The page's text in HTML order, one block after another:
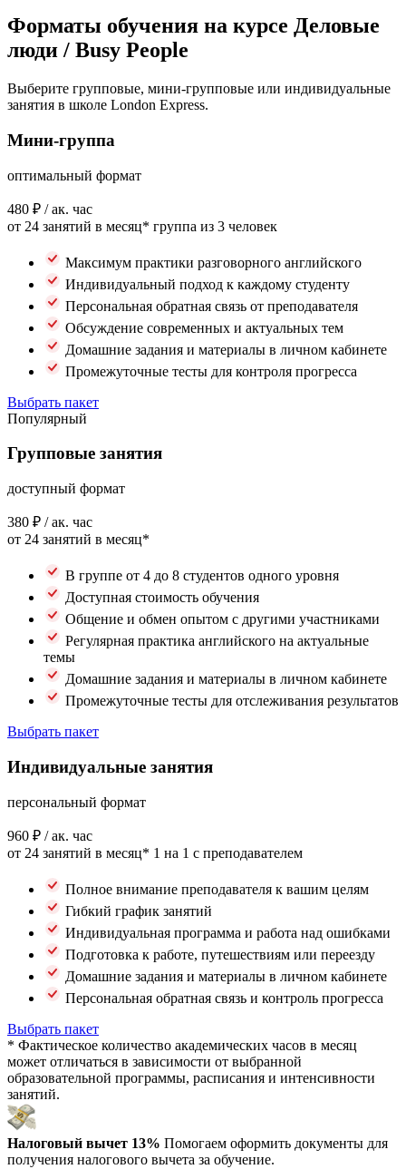
Форматы обучения на курсе Деловые
люди / Busy People
Выберите групповые, мини-групповые или индивидуальные
занятия в школе London Express.
Мини-группа
оптимальный формат
480 ₽ / ак. час
от 24 занятий в месяц* группа из 3 человек
Максимум практики разговорного английского
Индивидуальный подход к каждому студенту
Персональная обратная связь от преподавателя
Обсуждение современных и актуальных тем
Домашние задания и материалы в личном кабинете
Промежуточные тесты для контроля прогресса
Выбрать пакет
Популярный
Групповые занятия
доступный формат
380 ₽ / ак. час
от 24 занятий в месяц*
В группе от 4 до 8 студентов одного уровня
Доступная стоимость обучения
Общение и обмен опытом с другими участниками
Регулярная практика английского на актуальные
темы
Домашние задания и материалы в личном кабинете
Промежуточные тесты для отслеживания результатов
Выбрать пакет
Индивидуальные занятия
персональный формат
960 ₽ / ак. час
от 24 занятий в месяц* 1 на 1 с преподавателем
Полное внимание преподавателя к вашим целям
Гибкий график занятий
Индивидуальная программа и работа над ошибками
Подготовка к работе, путешествиям или переезду
Домашние задания и материалы в личном кабинете
Персональная обратная связь и контроль прогресса
Выбрать пакет
* Фактическое количество академических часов в месяц
может отличаться в зависимости от выбранной
образовательной программы, расписания и интенсивности
занятий.
Налоговый вычет 13% Помогаем оформить документы для
получения налогового вычета за обучение.